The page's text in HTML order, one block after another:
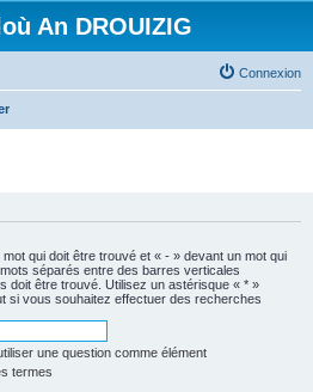
An DROUIZIG
Connexion
qui doit être trouvé et « - » devant un mot qui
séparés entre des barres verticales
doit être trouvé. Utilisez un astérisque « * »
si vous souhaitez effectuer des recherches
une question comme élément
termes